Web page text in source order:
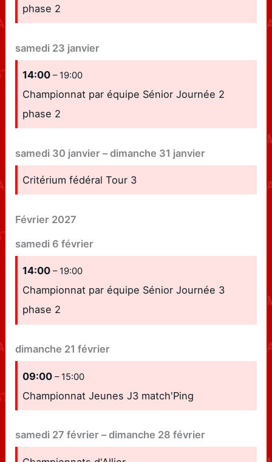
phase 2
samedi 23 janvier
14:00– 19:00
Championnat par équipe Sénior Journée 2
phase 2
samedi 30 janvier –dimanche 31 janvier
Critérium fédéral Tour 3
Février 2027
samedi 6 février
14:00– 19:00
Championnat par équipe Sénior Journée 3
phase 2
dimanche 21 février
09:00– 15:00
Championnat Jeunes J3 match'Ping
samedi 27 février –dimanche 28 février